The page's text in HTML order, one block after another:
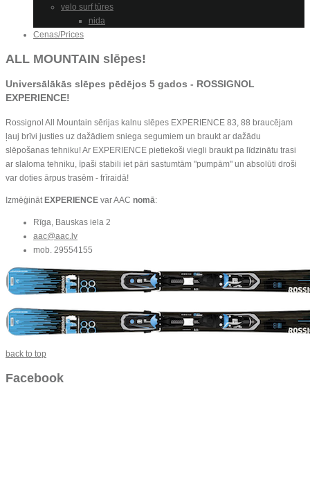
velo surf tūres
nida
Cenas/Prices
ALL MOUNTAIN slēpes!
Universālākās slēpes pēdējos 5 gados - ROSSIGNOL
EXPERIENCE!
Rossignol All Mountain sērijas kalnu slēpes EXPERIENCE 83, 88 braucējam
ļauj brīvi justies uz dažādiem sniega segumiem un braukt ar dažādu
slēpošanas tehniku! Ar EXPERIENCE pietiekoši viegli braukt pa līdzinātu trasi
ar slaloma tehniku, īpaši stabili iet pāri sastumtām "pumpām" un absolūti droši
var doties ārpus trasēm - frīraidā!
Izmēģināt EXPERIENCE var AAC nomā:
Rīga, Bauskas iela 2
aac@aac.lv
mob. 29554155
back to top
Facebook